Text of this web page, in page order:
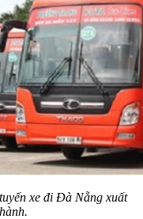
xe đi Đà Nẵng xuất